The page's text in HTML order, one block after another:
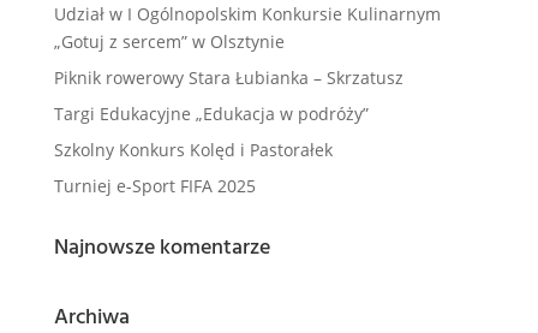
Udział w I Ogólnopolskim Konkursie Kulinarnym
„Gotuj z sercem” w Olsztynie
Piknik rowerowy Stara Łubianka – Skrzatusz
Targi Edukacyjne „Edukacja w podróży”
Szkolny Konkurs Kolęd i Pastorałek
Turniej e-Sport FIFA 2025
Najnowsze komentarze
Archiwa